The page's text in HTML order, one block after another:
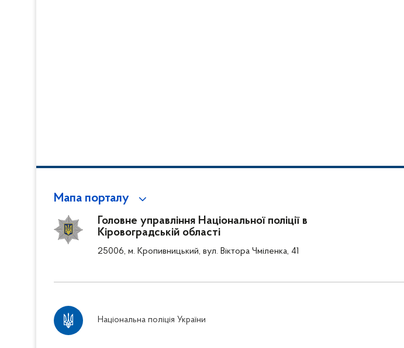
Мапа порталу
Головне управління Національної поліції в
Кіровоградській області
25006, м. Кропивницький, вул. Віктора Чміленка, 41
Національна поліція України